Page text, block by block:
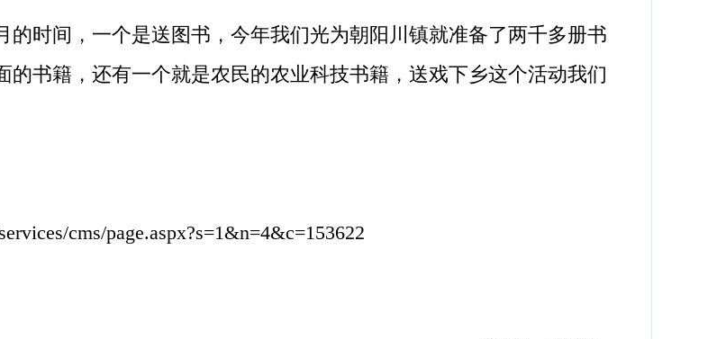
时间，一个是送图书，今年我们光为朝阳川镇就准备了两千多册书
书籍，还有一个就是农民的农业科技书籍，送戏下乡这个活动我们
cms/page.aspx?s=1&n=4&c=153622